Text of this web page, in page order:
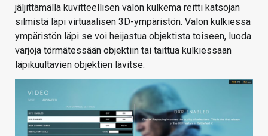
jäljittämällä kuvitteellisen valon kulkema reitti katsojan
silmistä läpi virtuaalisen 3D-ympäristön. Valon kulkiessa
ympäristön läpi se voi heijastua objektista toiseen, luoda
varjoja törmätessään objektiin tai taittua kulkiessaan
läpikuultavien objektien lävitse.